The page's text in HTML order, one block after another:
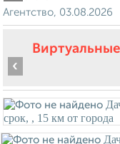
Агентство, 03.08.2026
‹